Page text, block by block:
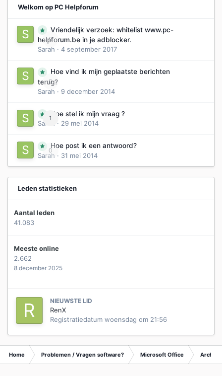
Welkom op PC Helpforum
0
Vriendelijk verzoek: whitelist www.pc-
helpforum.be in je adblocker.
Sarah · 4 september 2017
0
Hoe vind ik mijn geplaatste berichten
terug?
Sarah · 9 december 2014
1
Hoe stel ik mijn vraag ?
Sarah
· 29 mei 2014
0
Hoe post ik een antwoord?
Sarah · 31 mei 2014
Leden statistieken
Aantal leden
41.083
Meeste online
2.662
8 december 2025
NIEUWSTE LID
RenX
Registratiedatum woensdag om 21:56
Home Problemen / Vragen software? Microsoft Office Archief